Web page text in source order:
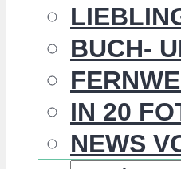
BUCH-
IN 20
NEWS